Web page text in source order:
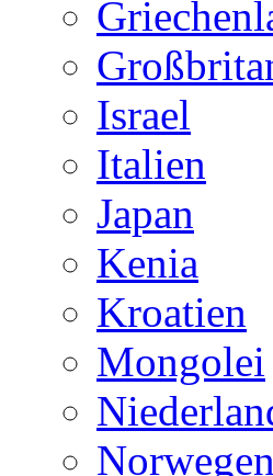
Israel
Italien
Japan
Kenia
Kroatien
Mongolei
Norwegen